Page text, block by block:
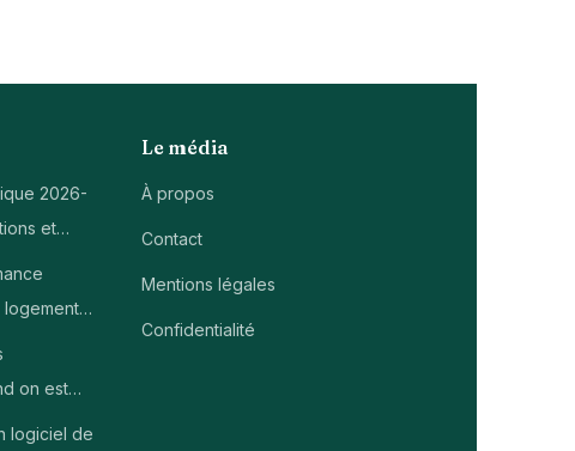
2026-
et…
on est…
logiciel de
Le média
À propos
Contact
Mentions légales
Confidentialité